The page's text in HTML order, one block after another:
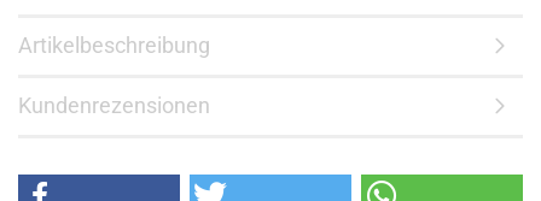
Artikelbeschreibung
Kundenrezensionen